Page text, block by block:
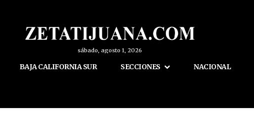
sábado, agosto 1, 2026
BAJA CALIFORNIA SUR SECCIONES NACIONAL